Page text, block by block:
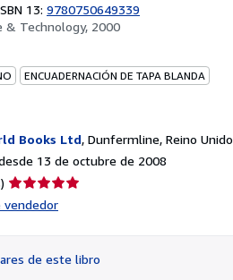
13: 9780750649339
& Technology, 2000
ENCUADERNACIÓN DE TAPA BLANDA
Books Ltd, Dunfermline, Reino Unido
13 de octubre de 2008
Calificación
vendedor
de este libro